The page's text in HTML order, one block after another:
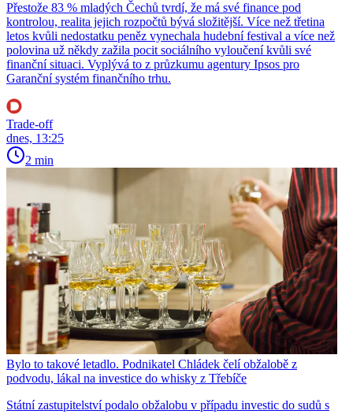
Přestože 83 % mladých Čechů tvrdí, že má své finance pod
kontrolou, realita jejich rozpočtů bývá složitější. Více než třetina
letos kvůli nedostatku peněz vynechala hudební festival a více než
polovina už někdy zažila pocit sociálního vyloučení kvůli své
finanční situaci. Vyplývá to z průzkumu agentury Ipsos pro
Garanční systém finančního trhu.
Trade-off
dnes, 13:25
2 min
Bylo to takové letadlo. Podnikatel Chládek čelí obžalobě z
podvodu, lákal na investice do whisky z Třebíče
Státní zastupitelství podalo obžalobu v případu investic do sudů s